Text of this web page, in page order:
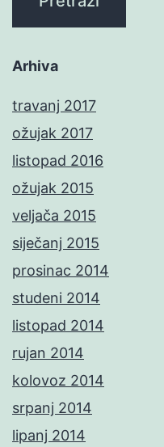
Arhiva
travanj 2017
ožujak 2017
listopad 2016
ožujak 2015
veljača 2015
siječanj 2015
prosinac 2014
studeni 2014
listopad 2014
rujan 2014
kolovoz 2014
srpanj 2014
lipanj 2014